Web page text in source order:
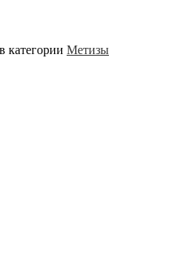
в категории Метизы